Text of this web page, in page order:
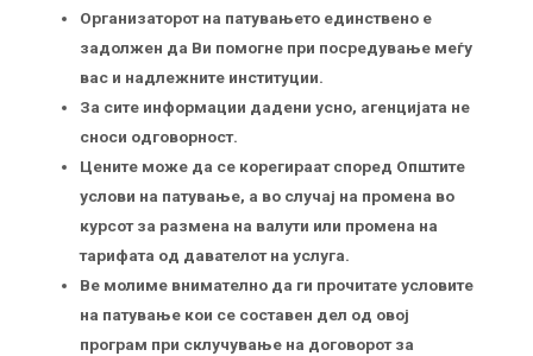
Организаторот на патувањето единствено е
задолжен да Ви помогне при посредување меѓу
вас и надлежните институции.
За сите информации дадени усно, агенцијата не
сноси одговорност.
Цените може да се корегираат според Општите
услови на патување, а во случај на промена во
курсот за размена на валути или промена на
тарифата од давателот на услуга.
Ве молиме внимателно да ги прочитате условите
на патување кои се составен дел од овој
програм при склучување на договорот за